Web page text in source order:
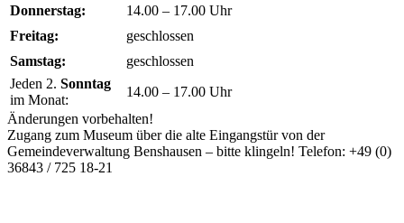
Donnerstag:
14.00 – 17.00 Uhr
Freitag:
geschlossen
Samstag:
geschlossen
Jeden 2. Sonntag
im Monat:
14.00 – 17.00 Uhr
Änderungen vorbehalten!
Zugang zum Museum über die alte Eingangstür von der
Gemeindeverwaltung Benshausen – bitte klingeln! Telefon: +49 (0)
36843 / 725 18-21